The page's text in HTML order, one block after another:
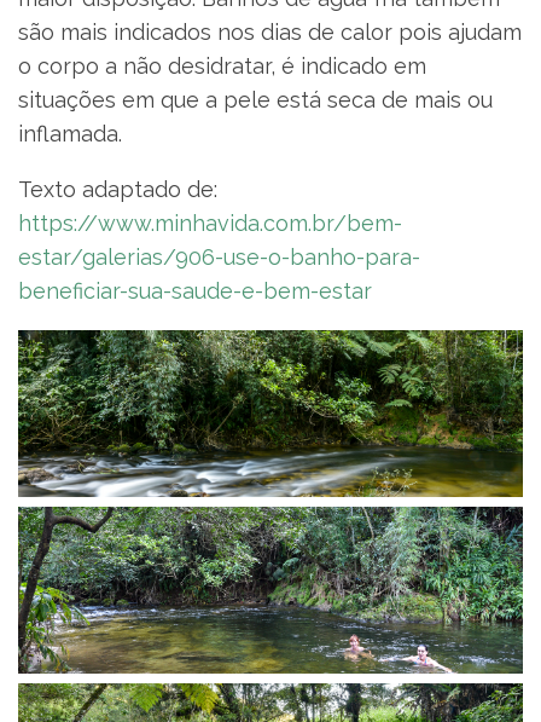
são mais indicados nos dias de calor pois ajudam
o corpo a não desidratar, é indicado em
situações em que a pele está seca de mais ou
inflamada.
Texto adaptado de:
https://www.minhavida.com.br/bem-
estar/galerias/906-use-o-banho-para-
beneficiar-sua-saude-e-bem-estar